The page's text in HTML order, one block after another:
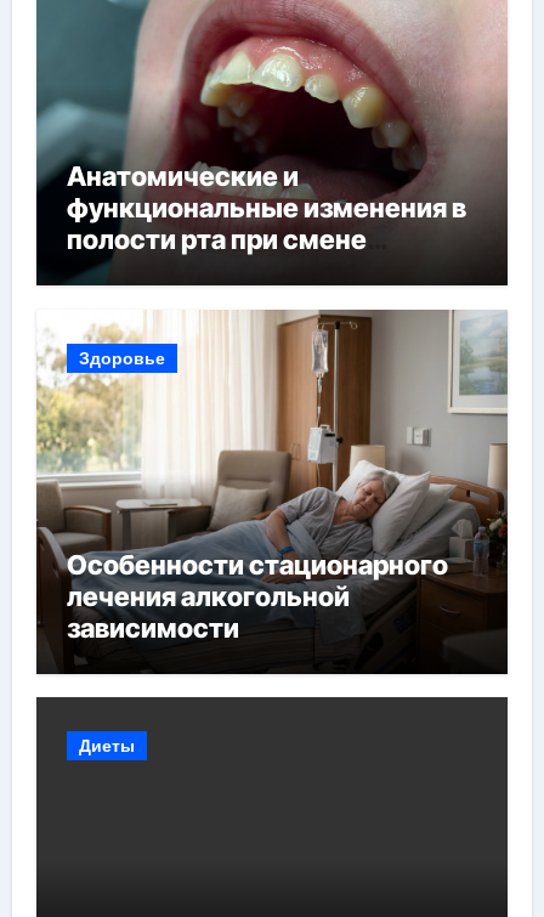
Анатомические и
функциональные изменения в
полости рта при смене
прикуса
Здоровье
Особенности стационарного
лечения алкогольной
зависимости
Диеты